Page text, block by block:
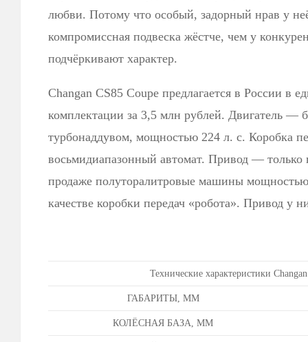
любви. Потому что особый, задорный нрав у
компромиссная подвеска жёстче, чем у
подчёркивают характер.
Changan CS85 Coupe предлагается в России в
комплектации за 3,5 млн рублей. Двигатель —
турбонаддувом, мощностью 224 л. с. Коробка
восьмидиапазонный автомат. Привод —
продаже полуторалитровые машины
качестве коробки передач «робота». Привод у
Технические характеристики
ГАБАРИТЫ, ММ
КОЛЁСНАЯ БАЗА, ММ